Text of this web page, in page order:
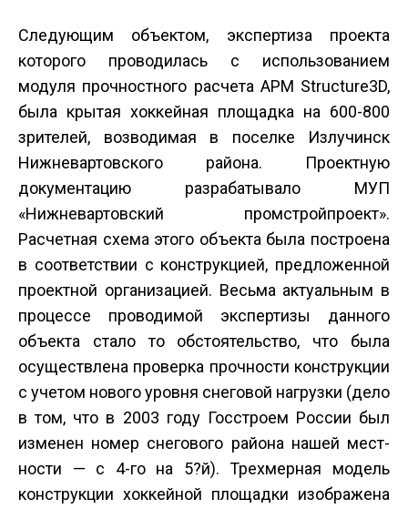
Следующим объектом, экспертиза проекта
которого проводилась с использованием
модуля проч­ностного расчета APM Structure3D,
была крытая хоккейная площадка на 600-800
зрителей, возводимая в поселке Излучинск
Нижневартовского района. Проектную
документацию разрабатывало МУП
«Нижневартовский промстройпроект».
Расчетная схема этого объекта была построена
в соответствии с конструкцией, предложенной
проектной организацией. Весьма актуальным в
процессе проводимой экс­пертизы данного
объекта стало то обстоятельство, что была
осуществлена проверка прочности конструкции
с учетом нового уровня снеговой нагрузки (дело
в том, что в 2003 году Госстроем России был
изменен номер снегового района нашей мест­
ности — с 4-го на 5?й). Трехмерная модель
конструкции хоккейной площадки изображена